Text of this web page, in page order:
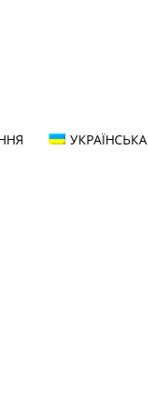
УКРАЇНСЬКА